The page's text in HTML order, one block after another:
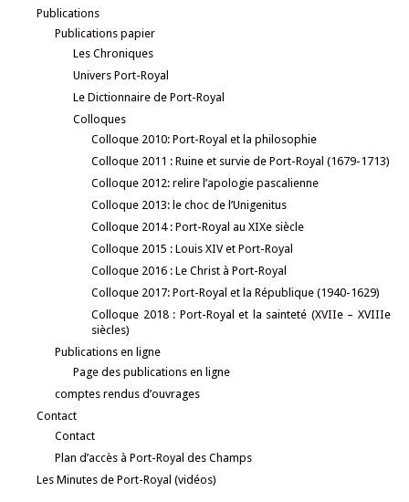
Publications
Publications papier
Les Chroniques
Univers Port-Royal
Le Dictionnaire de Port-Royal
Colloques
Colloque 2010: Port-Royal et la philosophie
Colloque 2011 : Ruine et survie de Port-Royal (1679-1713)
Colloque 2012: relire l’apologie pascalienne
Colloque 2013: le choc de l’Unigenitus
Colloque 2014 : Port-Royal au XIXe siècle
Colloque 2015 : Louis XIV et Port-Royal
Colloque 2016 : Le Christ à Port-Royal
Colloque 2017: Port-Royal et la République (1940-1629)
Colloque 2018 : Port-Royal et la sainteté (XVIIe – XVIIIe
siècles)
Publications en ligne
Page des publications en ligne
comptes rendus d’ouvrages
Contact
Contact
Plan d’accès à Port-Royal des Champs
Les Minutes de Port-Royal (vidéos)